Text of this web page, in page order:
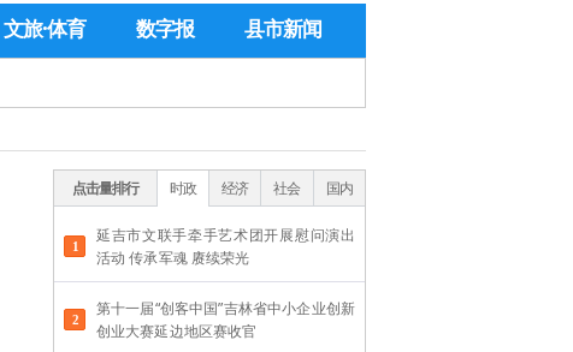
文旅·体育 数字报 县市新闻
点击量排行 时政 经济 社会 国内
延吉市文联手牵手艺术团开展慰问演出
活动 传承军魂 赓续荣光
第十一届“创客中国”吉林省中小企业创新
创业大赛延边地区赛收官